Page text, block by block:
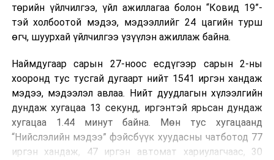
төрийн үйлчилгээ, үйл ажиллагаа болон “Ковид 19”-
тэй холбоотой мэдээ, мэдээллийг 24 цагийн турш
өгч, шуурхай үйлчилгээ үзүүлэн ажиллаж байна.
Наймдугаар сарын 27-ноос есдүгээр сарын 2-ны
хооронд тус тусгай дугаарт нийт 1541 иргэн хандаж
мэдээ, мэдээлэл авлаа. Нийт дуудлагын хүлээлгийн
дундаж хугацаа 13 секунд, иргэнтэй ярьсан дундаж
хугацаа 1.44 минут байна. Мөн тус хугацаанд
“Нийслэлийн мэдээ” фэйсбүүк хуудасны чатботод 77
иргэн хандаж, 47 иргэн автомат хариулагчаас, 30